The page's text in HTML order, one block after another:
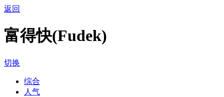
返回
富得快(Fudek)
切换
综合
人气